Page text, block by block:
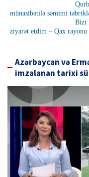
münasibətilə səmimi
Bizi
ziyarət etdim – Qax rayonu
Azərbaycan və
imzalanan tarixi